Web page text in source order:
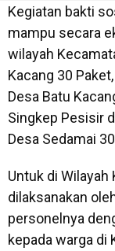
Kegiatan bakti
mampu secara
wilayah
Kacang 30
Desa Batu
Singkep Pesisir
Desa Sedamai
Untuk di Wilayah
dilaksanakan
personelnya
kepada warga di